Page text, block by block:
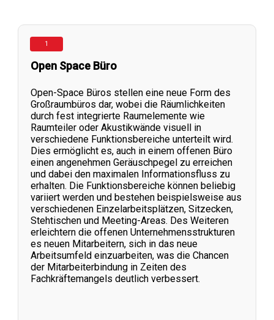
1
Open Space Büro
Open-Space Büros stellen eine neue Form des
Großraumbüros dar, wobei die Räumlichkeiten
durch fest integrierte Raumelemente wie
Raumteiler oder Akustikwände visuell in
verschiedene Funktionsbereiche unterteilt wird.
Dies ermöglicht es, auch in einem offenen Büro
einen angenehmen Geräuschpegel zu erreichen
und dabei den maximalen Informationsfluss zu
erhalten. Die Funktionsbereiche können beliebig
variiert werden und bestehen beispielsweise aus
verschiedenen Einzelarbeitsplätzen, Sitzecken,
Stehtischen und Meeting-Areas. Des Weiteren
erleichtern die offenen Unternehmensstrukturen
es neuen Mitarbeitern, sich in das neue
Arbeitsumfeld einzuarbeiten, was die Chancen
der Mitarbeiterbindung in Zeiten des
Fachkräftemangels deutlich verbessert.